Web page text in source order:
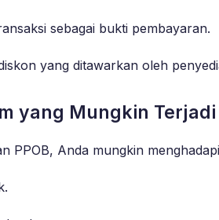
sebagai bukti pembayaran.
yang ditawarkan oleh
yang Mungkin
PPOB, Anda mungkin